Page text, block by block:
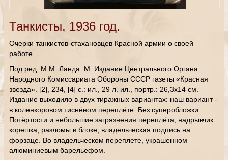
Танкисты, 1936 год.
Очерки танкистов-стахановцев Красной армии о своей
работе.
Под ред. М.М. Ланда. М. Издание Центрального Органа
Народного Комиссариата Обороны СССР газеты «Красная
звезда». [2], 234, [4] с.: ил., 29 л. ил., портр.: 26,3х14 см.
Издание выходило в двух тиражных вариантах: наш вариант -
в коленкоровом тиснёном переплёте. Без суперобложки.
Потёртости и небольшие загрязнения переплёта, надрывчик
корешка, разломы в блоке, владельческая подпись на
форзаце. Во владельческом переплете, украшенном
алюминиевым барельефом.